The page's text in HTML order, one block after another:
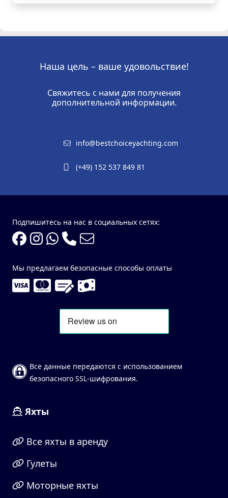
Наша цель – ваше удовольствие!
Свяжитесь с нами для получения
дополнительной информации.
info@bestchoiceyachting.com
(+49) 152 537 849 81
Подпишитесь на нас в социальных сетях:
Мы предлагаем безопасные способы оплаты
Все данные передаются с использованием
безопасного SSL-шифрования.
Яхты
Все яхты в аренду
Гулеты
Моторные яхты